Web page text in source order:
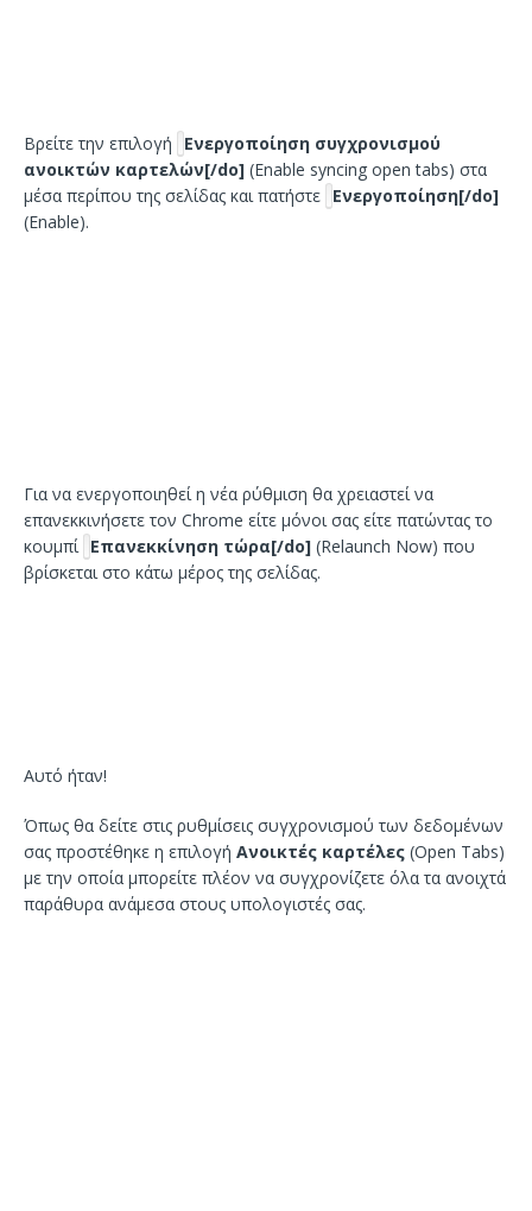
Βρείτε την επιλογή
Ενεργοποίηση συγχρονισμού
ανοικτών καρτελών[/do] (Enable syncing open tabs) στα
μέσα περίπου της σελίδας και πατήστε Ενεργοποίηση[/do]
(Enable).
Για να ενεργοποιηθεί η νέα ρύθμιση θα χρειαστεί να
επανεκκινήσετε τον Chrome είτε μόνοι σας είτε πατώντας το
κουμπί Επανεκκίνηση τώρα[/do] (Relaunch Now) που
βρίσκεται στο κάτω μέρος της σελίδας.
Αυτό ήταν!
Όπως θα δείτε στις ρυθμίσεις συγχρονισμού των δεδομένων
σας προστέθηκε η επιλογή Ανοικτές καρτέλες (Open Tabs)
με την οποία μπορείτε πλέον να συγχρονίζετε όλα τα ανοιχτά
παράθυρα ανάμεσα στους υπολογιστές σας.